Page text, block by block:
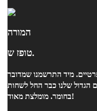
המורה
טופז ש.
מיד התרשמנו שמדובר
הגדול שלנו כבר החל לשחות
בחומר. מומלצת מאוד!